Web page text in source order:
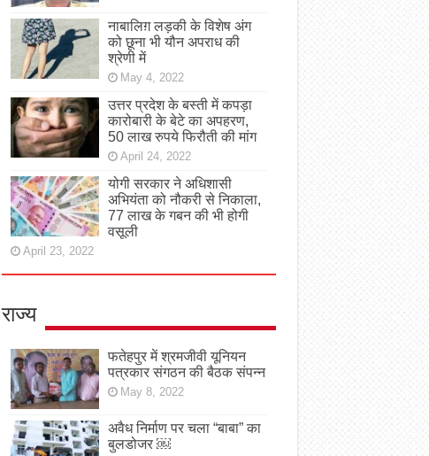
नाबालिग़ लड़की के विशेष अंग
को छूना भी यौन अपराध की
श्रेणी में
May 4, 2022
उत्तर प्रदेश के बस्ती में कपड़ा
कारोबारी के बेटे का अपहरण,
50 लाख रुपये फिरौती की मांग
April 24, 2022
योगी सरकार ने अधिशासी
अभियंता को नौकरी से निकाला,
77 लाख के गबन की भी होगी
वसूली
April 23, 2022
राज्य
फतेहपुर में श्रमजीवी यूनियन
पत्रकार संगठन की बैठक संपन्न
May 8, 2022
अवैध निर्माण पर चला “बाबा” का
बुलडोजर ￼